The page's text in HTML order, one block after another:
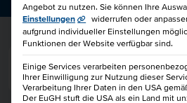
Suche nach:
Angebot zu nutzen. Sie können Ihre
Einstellungen
widerrufen oder
aufgrund individueller Einstellungen
Funktionen der Website verfügbar sind.
Einige Services verarbeiten
Ihrer Einwilligung zur Nutzung dieser
Verarbeitung Ihrer Daten in den USA
Der EuGH stuft die USA als ein Land mit